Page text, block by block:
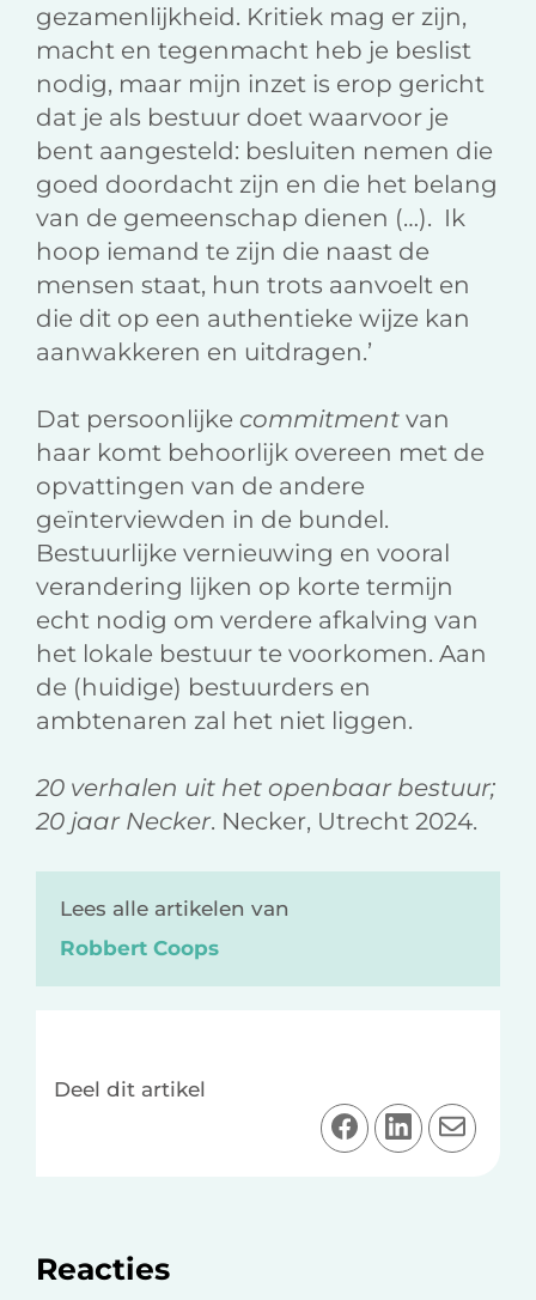
gezamenlijkheid. Kritiek mag er zijn,
macht en tegenmacht heb je beslist
nodig, maar mijn inzet is erop gericht
dat je als bestuur doet waarvoor je
bent aangesteld: besluiten nemen die
goed doordacht zijn en die het belang
van de gemeenschap dienen (…). Ik
hoop iemand te zijn die naast de
mensen staat, hun trots aanvoelt en
die dit op een authentieke wijze kan
aanwakkeren en uitdragen.’
Dat persoonlijke commitment van
haar komt behoorlijk overeen met de
opvattingen van de andere
geïnterviewden in de bundel.
Bestuurlijke vernieuwing en vooral
verandering lijken op korte termijn
echt nodig om verdere afkalving van
het lokale bestuur te voorkomen. Aan
de (huidige) bestuurders en
ambtenaren zal het niet liggen.
20 verhalen uit het openbaar bestuur;
20 jaar Necker. Necker, Utrecht 2024.
Lees alle artikelen van
Robbert Coops
Deel dit artikel
D
e
D
e
D
e
Lees
Reacties